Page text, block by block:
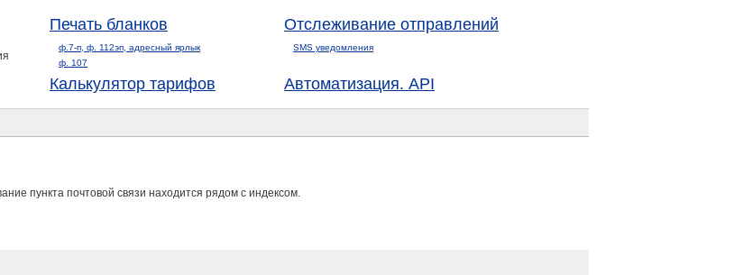
Печать бланков
ф.7-п, ф. 112эп, адресный ярлык
ф. 107
Отслеживание отправлений
SMS уведомления
Калькулятор тарифов Автоматизация. API
пункта почтовой связи находится рядом с индексом.